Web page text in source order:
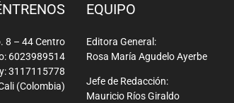
8 – 44 Centro
6023989514
3117115778
(Colombia)
EQUIPO
Editora General:
Rosa María Agudelo Ayerbe
Jefe de Redacción:
Mauricio Ríos Giraldo